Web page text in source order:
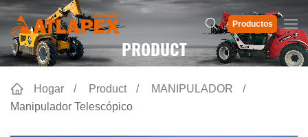
Productos
PRODUCT
Hogar Product
MANIPULADOR
Manipulador Telescópico